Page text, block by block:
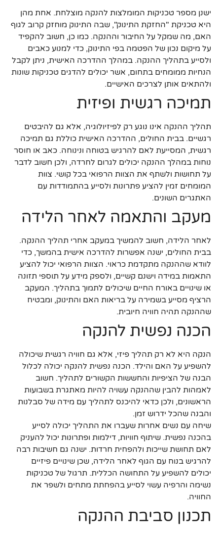
ישנן מספר טכניקות המומלצות להנקה מוצלחת. אחת מהן
היא טכניקת "החזקת התינוק", שבה התינוק מוחזק קרוב לגוף
האם, מה שמקל על החיבור וההנקה. כמו כן, חשוב להקפיד
על מיקום נכון של הפטמה בפי התינוק, כדי למנוע כאבים
ולסייע בתהליך ההנקה. במהלך ההדרכה האישית, ניתן לקבל
הנחיות ממומחים בתחום, אשר יכולים להדגים טכניקות שונות
ולהתאים אותן לצרכים האישיים.
תמיכה רגשית ופיזית
תהליך ההנקה אינו נוגע רק לפיזיולוגיה, אלא גם להיבטים
רגשיים. בבית החולים, ההדרכה האישית כוללת גם תמיכה
רגשית, המסייעת לאם להרגיש בטוחה ונינוחה. כאב או חוסר
נוחות במהלך ההנקה יכולים לגרום לחרדה, ולכן חשוב לדבר
על תחושות ולשתף את הצוות הרפואי בכל קושי. צוות
המומחים זמין להציע פתרונות ולסייע בהתמודדות עם
האתגרים השונים.
מעקב והתאמה לאחר הלידה
לאחר הלידה, חשוב להמשיך במעקב אחרי תהליך ההנקה.
בבית החולים, ישנה אפשרות להדרכה אישית בהמשך, כדי
לוודא שההנקה מתקדמת כראוי. הצוות הרפואי יכול להציע
התאמות במידה וישנם קשיים, ולספק מידע על תוספי תזונה
או שינויים באורח החיים שיכולים לתמוך בתהליך. המעקב
הרציף מסייע בשמירה על בריאות האם והתינוק, ומבטיח
שההנקה תהיה חוויה חיובית.
הכנה נפשית להנקה
הנקה היא לא רק תהליך פיזי, אלא גם חוויה רגשית שיכולה
להשפיע על האם והילד. הכנה נפשית להנקה יכולה לכלול
הבנה של הציפיות והחששות הקשורים לתהליך. חשוב
לאמהות להבין שההנקה עשויה להיות מאתגרת בשבועות
הראשונים, ולכן כדאי להיכנס לתהליך עם מידה של סבלנות
והבנה שהכל ידרוש זמן.
שיחה עם נשים אחרות שעברו את התהליך יכולה לסייע
בהכנה נפשית. שיתוף חוויות, דילמות ופתרונות יכול להעניק
לאם תחושת שייכות ולהפחית חרדות. ישנה גם חשיבות רבה
להרגיש בנוח עם הגוף לאחר הלידה, שכן שינויים פיזיים
יכולים להשפיע על התחושה הכללית. תרגול של טכניקות
נשימה והרפיה עשוי לסייע בהפחתת מתחים ולשפר את
החוויה.
תכנון סביבת ההנקה